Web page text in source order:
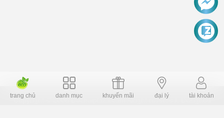
Copyright © 2006 Dochoiplaza.com Alright reversed. Designed
trang chủ danh mục khuyến mãi đại lý tài khoản